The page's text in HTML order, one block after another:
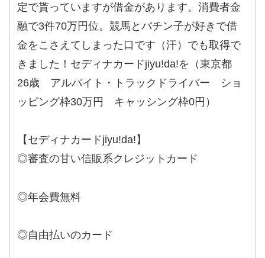
定で貰っていますが借金があります。消費者金
融で3件70万円位。競馬とバチン子が好きで借
金をこさえてしまった口です（汗）でも取得で
きました！セディナカードjiyu!da!を（東京都
26歳 アルバイト・トラックドライバー ショ
ッピング枠30万円 キャッシング枠0円）
【セディナカードjiyu!da!】
◎審査の甘い信販系クレジットカード
◎年会費無料
◎自由払いのカード